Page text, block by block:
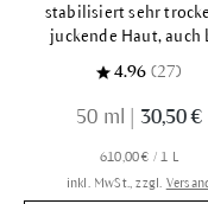
stabilisiert sehr
juckende Haut, auch
4.96 (27)
50 ml 30,50 €
610,00 € / 1 L
inkl. MwSt., zzgl.